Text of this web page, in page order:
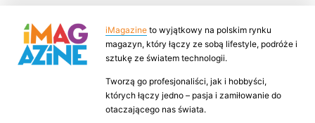
iMagazine to wyjątkowy na polskim rynku
magazyn, który łączy ze sobą lifestyle, podróże i
sztukę ze światem technologii.
Tworzą go profesjonaliści, jak i hobbyści,
których łączy jedno – pasja i zamiłowanie do
otaczającego nas świata.